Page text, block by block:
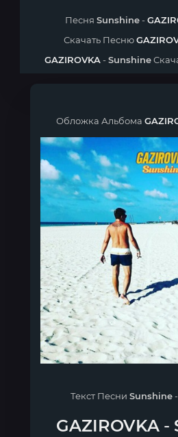
Песня Sunshine-
Скачать Песню
GAZIROVKA-Sunshine
Обложка Альбома
Текст Песни Sunshine-
GAZIROVKA-